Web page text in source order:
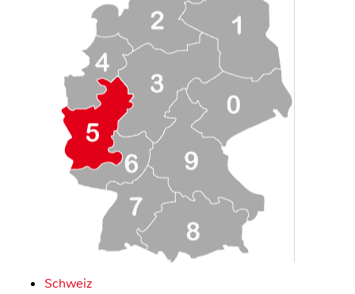
Schweiz